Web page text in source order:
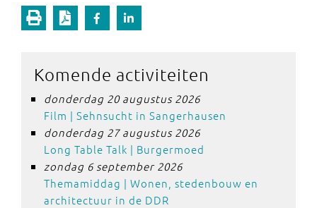
Komende activiteiten
donderdag 20 augustus 2026
Film | Sehnsucht in Sangerhausen
donderdag 27 augustus 2026
Long Table Talk | Burgermoed
zondag 6 september 2026
Themamiddag | Wonen, stedenbouw en
architectuur in de DDR